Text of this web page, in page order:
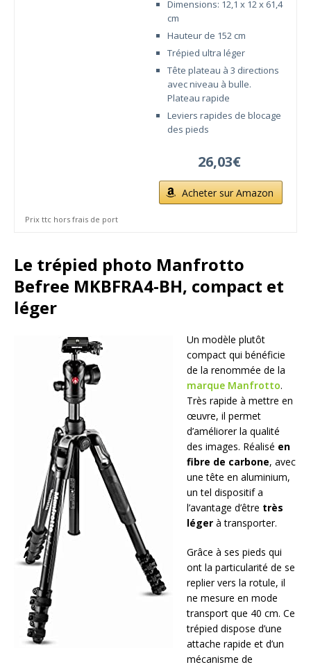
Dimensions: 12,1 x 12 x 61,4
cm
Hauteur de 152 cm
Trépied ultra léger
Tête plateau à 3 directions
avec niveau à bulle.
Plateau rapide
Leviers rapides de blocage
des pieds
26,03€
Acheter sur Amazon
Prix ttc hors frais de port
Le trépied photo Manfrotto
Befree MKBFRA4-BH, compact et
léger
Un modèle plutôt
compact qui bénéficie
de la renommée de la
marque Manfrotto.
Très rapide à mettre en
œuvre, il permet
d’améliorer la qualité
des images. Réalisé en
fibre de carbone, avec
une tête en aluminium,
un tel dispositif a
l’avantage d’être très
léger à transporter.
Grâce à ses pieds qui
ont la particularité de se
replier vers la rotule, il
ne mesure en mode
transport que 40 cm. Ce
trépied dispose d’une
attache rapide et d’un
mécanisme de